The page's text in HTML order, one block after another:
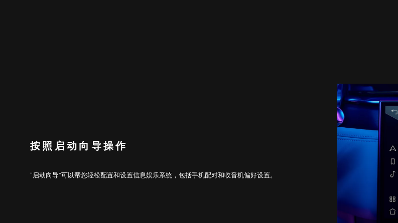
按照启动向导操作
“启动向导”可以帮您轻松配置和设置信息娱乐系统，包括手机配对和收音机偏好设置。